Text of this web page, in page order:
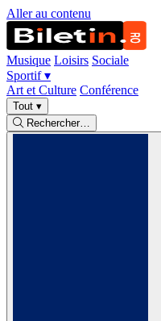
Aller au contenu
Musique Loisirs Sociale
Sportif▾
Art et Culture Conférence
Tout ▾
Rechercher…